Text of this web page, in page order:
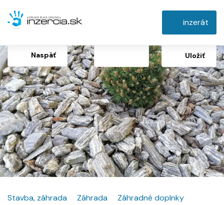
inzerát
Naspäť Uložiť
Stavba, záhrada Záhrada Záhradné doplnky